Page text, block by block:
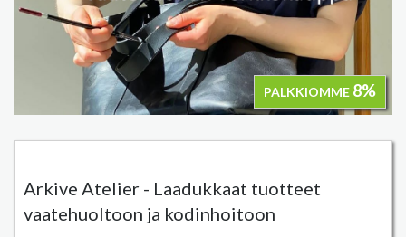
PALKKIOMME 8%
Arkive Atelier - Laadukkaat tuotteet
vaatehuoltoon ja kodinhoitoon